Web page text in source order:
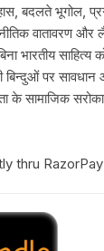
बदलते भूगोल,
वातावरण
भारतीय साहित्य
पर सावधान
सामाजिक
thru RazorPay